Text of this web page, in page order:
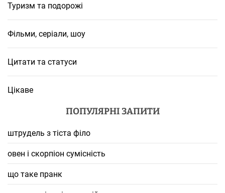
Туризм та подорожі
Фільми, серіали, шоу
Цитати та статуси
Цікаве
ПОПУЛЯРНІ ЗАПИТИ
штрудель з тіста філо
овен і скорпіон сумісність
що таке пранк